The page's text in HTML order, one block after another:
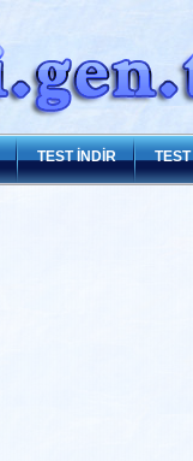
TEST İNDİR